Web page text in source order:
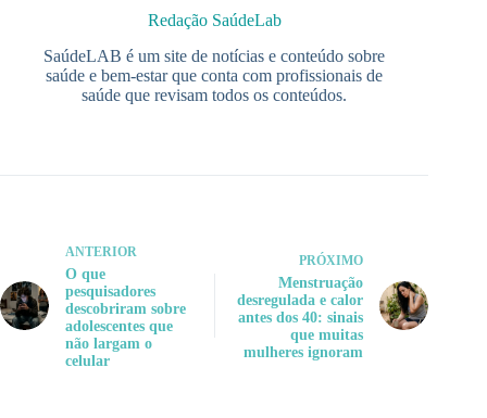
Redação SaúdeLab
SaúdeLAB é um site de notícias e conteúdo sobre
saúde e bem-estar que conta com profissionais de
saúde que revisam todos os conteúdos.
ANTERIOR
O que
pesquisadores
descobriram sobre
adolescentes que
não largam o
celular
PRÓXIMO
Menstruação
desregulada e calor
antes dos 40: sinais
que muitas
mulheres ignoram